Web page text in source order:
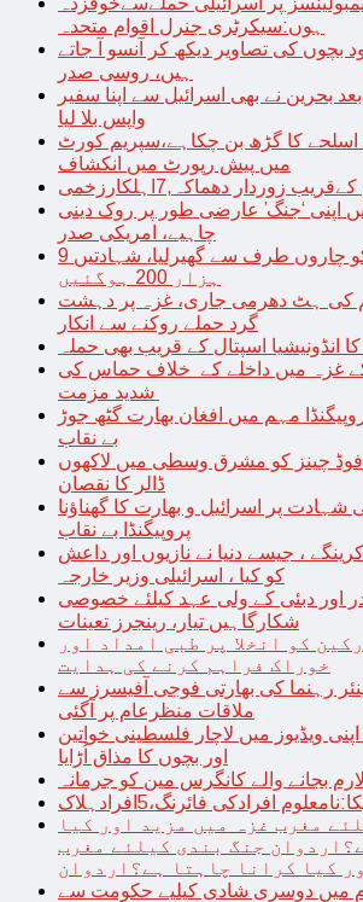
ہوں:سیکرٹری جنرل اقوام متحدہ
بچوں کی تصاویر دیکھ کر آنسو آ جاتے
ہیں، روسی صدر
بعد بحرین نے بھی اسرائیل سے اپنا سفیر
واپس بلا لیا
اسلحے کا گڑھ بن چکاہے،سپریم کورٹ
میں پیش رپورٹ میں انکشاف
زوردار دھماکہ,7اہلکارزخمی
اپنی ‘جنگ’ عارضی طور پر روک دینی
چاہیے، امریکی صدر
اسرائیل نے غزہ کو چاروں طرف سے گھیرلیا، شہادتیں 9
ہزار 200 ہوگئیں
کی ہٹ دھرمی جاری، غزہ پر دہشت
گرد حملے روکنے سے انکار
کا انڈونیشیا اسپتال کے قریب بھی حملہ
کے غزہ میں داخلے کے خلاف حماس کی
مہم میں افغان بھارت گٹھ جوڑ
بے نقاب
فوڈ چینز کو مشرق وسطی میں لاکھوں
ڈالر کا نقصان
پر اسرائیل و بھارت کا گھناؤنا
پروپیگنڈا بے نقاب
، جیسے دنیا نے نازیوں اور داعش
کو کیا ، اسرائیلی وزیر خارجہ
اور دبئی کے ولی عہد کیلئے خصوصی
شکارگاہیں تیار، رینجرز تعینات
کو انخلا پر طبی امداد اور
خوراک فراہم کرنے کی ہدایت
رہنما کی بھارتی فوجی آفیسرز سے
ملاقات منظرعام پر آگئی
اپنی ویڈیوز میں لاچار فلسطینی خواتین
اور بچوں کا مذاق اُڑایا
بجانے والے کانگرس مین کو جرمانہ
افرادکی فائرنگ،5افرادہلاک
مغرب غزہ میں مزید اور کیا
جنگ بندی کیلئے مغرب
کیا کرانا چاہتا ہے؟اردوان
میں دوسری شادی کیلیے حکومت سے